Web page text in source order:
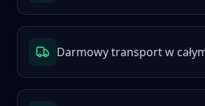
Darmowy transport w